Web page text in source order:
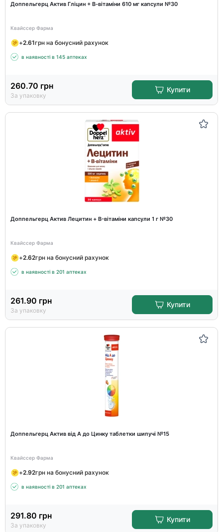
Доппельгерц Актив Гліцин + В-вітаміни 610 мг капсули №30
Квайссер Фарма
+2.61грн на бонусний рахунок
в наявності в 145 аптеках
260.70 грн
За упаковку
Купити
Доппельгерц Актив Лецитин + B-вітаміни капсули 1 г №30
Квайссер Фарма
+2.62грн на бонусний рахунок
в наявності в 201 аптеках
261.90 грн
За упаковку
Купити
Доппельгерц Актив від А до Цинку таблетки шипучі №15
Квайссер Фарма
+2.92грн на бонусний рахунок
в наявності в 201 аптеках
291.80 грн
За упаковку
Купити